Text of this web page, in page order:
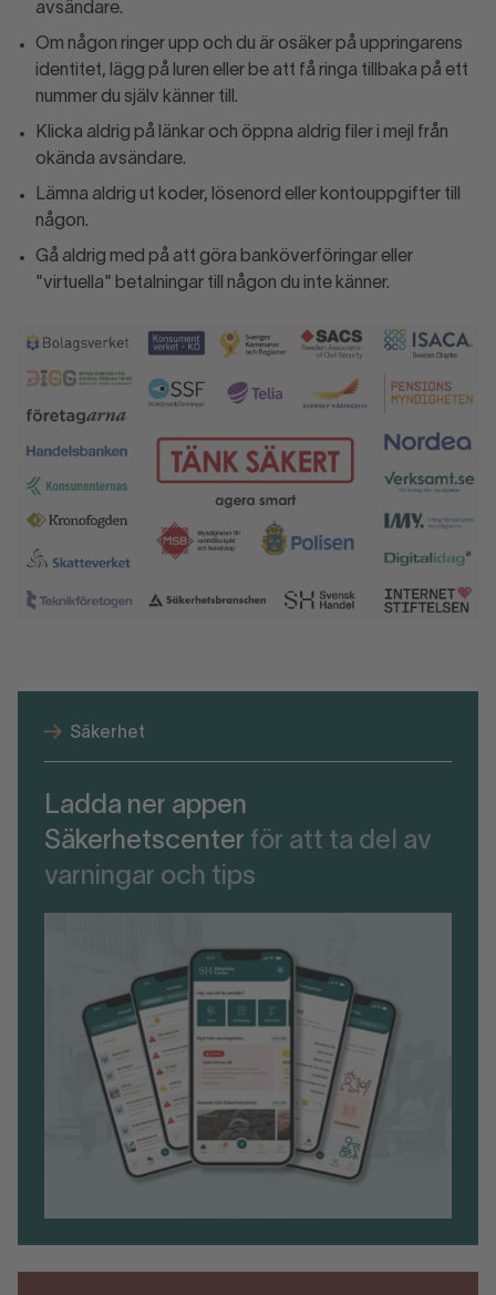
avsändare.
Om någon ringer upp och du är osäker på uppringarens
identitet, lägg på luren eller be att få ringa tillbaka på ett
nummer du själv känner till.
Klicka aldrig på länkar och öppna aldrig filer i mejl från
okända avsändare.
Lämna aldrig ut koder, lösenord eller kontouppgifter till
någon.
Gå aldrig med på att göra banköverföringar eller
"virtuella" betalningar till någon du inte känner.
Säkerhet
Ladda ner appen
Säkerhetscenter för att ta del av
varningar och tips